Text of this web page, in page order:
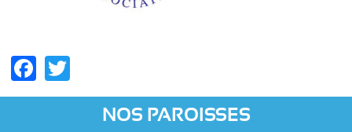
Facebook
NOS PAROISSES